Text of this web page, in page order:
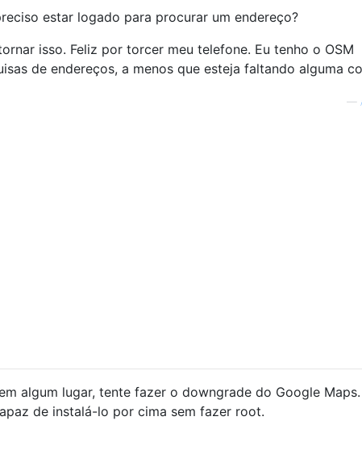
estar logado para procurar um endereço?
isso. Feliz por torcer meu telefone. Eu tenho o OSM
de endereços, a menos que esteja faltando alguma
—
algum lugar, tente fazer o downgrade do Google Maps.
de instalá-lo por cima sem fazer root.